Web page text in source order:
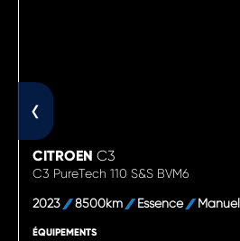
CITROEN C3
C3 PureTech 110 S&S BVM6
2023 8500km Essence
ÉQUIPEMENTS
‹